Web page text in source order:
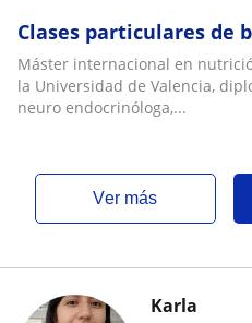
Clases particulares de
Máster internacional en
la Universidad de Valencia,
neuro endocrinóloga,...
ver más
Karla